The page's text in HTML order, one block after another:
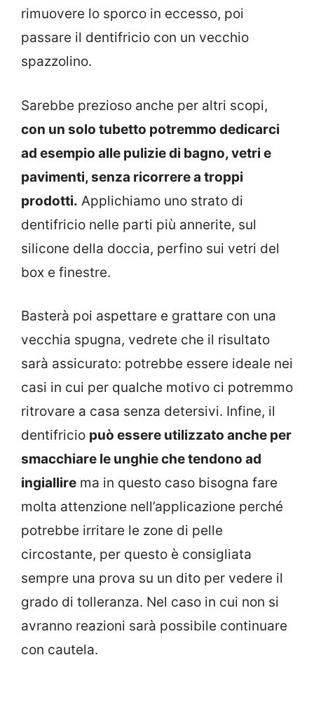
rimuovere lo sporco in eccesso, poi
passare il dentifricio con un vecchio
spazzolino.
Sarebbe prezioso anche per altri scopi,
con un solo tubetto potremmo dedicarci
ad esempio alle pulizie di bagno, vetri e
pavimenti, senza ricorrere a troppi
prodotti. Applichiamo uno strato di
dentifricio nelle parti più annerite, sul
silicone della doccia, perfino sui vetri del
box e finestre.
Basterà poi aspettare e grattare con una
vecchia spugna, vedrete che il risultato
sarà assicurato: potrebbe essere ideale nei
casi in cui per qualche motivo ci potremmo
ritrovare a casa senza detersivi. Infine, il
dentifricio può essere utilizzato anche per
smacchiare le unghie che tendono ad
ingiallire ma in questo caso bisogna fare
molta attenzione nell’applicazione perché
potrebbe irritare le zone di pelle
circostante, per questo è consigliata
sempre una prova su un dito per vedere il
grado di tolleranza. Nel caso in cui non si
avranno reazioni sarà possibile continuare
con cautela.